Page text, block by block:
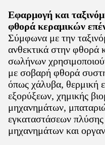
Εφαρμογή και
φθορά κεραμικών
Σύμφωνα με την
ανθεκτικά στην φθορά
σωλήνων
με σοβαρή φθορά
όπως χάλυβα, θερμική
εξορύξεων, χημικής
μηχανημάτων,
εγκαταστάσεων
μηχανημάτων και